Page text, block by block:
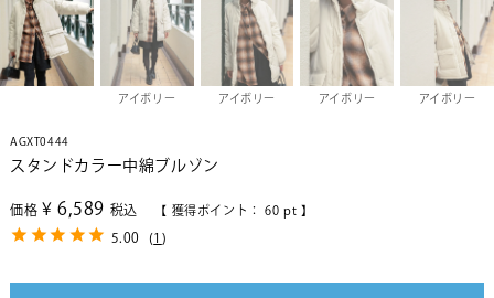
アイボリー アイボリー アイボリー アイボリー
AGXT0444
スタンドカラー中綿ブルゾン
価格 ¥ 6,589 税込 【 獲得ポイント： 60 pt 】
5.00 (1 )